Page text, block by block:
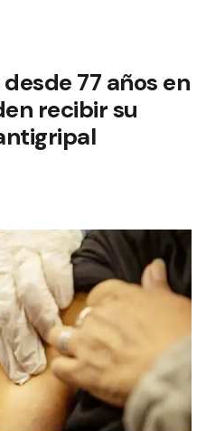
77 años en
recibir su